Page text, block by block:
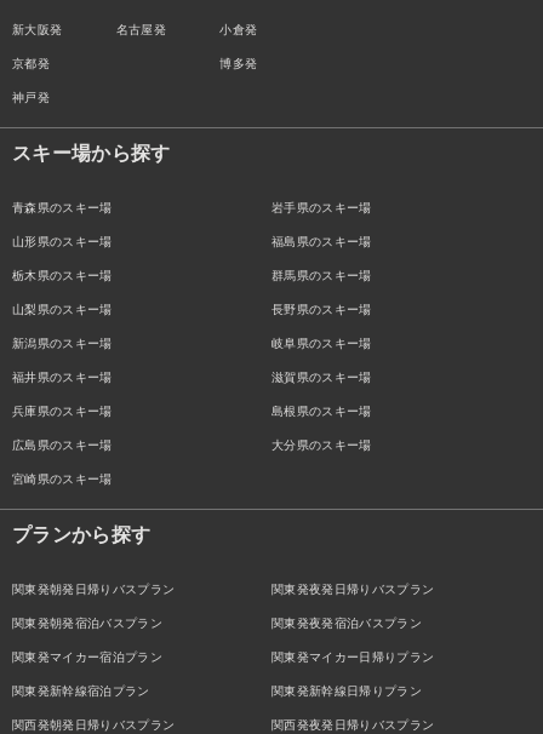
新大阪発
京都発
神戸発
名古屋発 小倉発
博多発
スキー場から探す
青森県のスキー場 岩手県のスキー場
山形県のスキー場 福島県のスキー場
栃木県のスキー場 群馬県のスキー場
山梨県のスキー場 長野県のスキー場
新潟県のスキー場 岐阜県のスキー場
福井県のスキー場 滋賀県のスキー場
兵庫県のスキー場 島根県のスキー場
広島県のスキー場 大分県のスキー場
宮崎県のスキー場
プランから探す
関東発朝発日帰りバスプラン 関東発夜発日帰りバスプラン
関東発朝発宿泊バスプラン 関東発夜発宿泊バスプラン
関東発マイカー宿泊プラン 関東発マイカー日帰りプラン
関東発新幹線宿泊プラン 関東発新幹線日帰りプラン
関西発朝発日帰りバスプラン 関西発夜発日帰りバスプラン